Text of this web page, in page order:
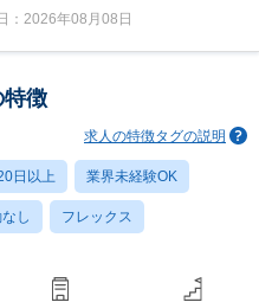
：2026年08月08日
特徴
求人の特徴タグの説明
日以上 業界未経験OK
し フレックス